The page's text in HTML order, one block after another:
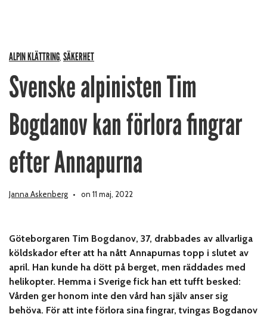
ALPIN KLÄTTRING, SÄKERHET
Svenske alpinisten Tim
Bogdanov kan förlora fingrar
efter Annapurna
Janna Askenberg on 11 maj, 2022
Göteborgaren Tim Bogdanov, 37, drabbades av allvarliga
köldskador efter att ha nått Annapurnas topp i slutet av
april. Han kunde ha dött på berget, men räddades med
helikopter. Hemma i Sverige fick han ett tufft besked:
Vården ger honom inte den vård han själv anser sig
behöva. För att inte förlora sina fingrar, tvingas Bogdanov